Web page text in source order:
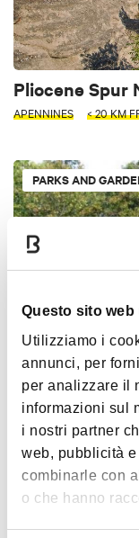
Questo sito
Utilizziamo i
annunci, per
per analizzare il
informazioni sul
i nostri partner
web, pubblicità
combinarle con
o che hanno
Pliocene Spur
APENNINES < 20 KM
PARKS AND
Cavaioni Park
BOLOGNA
PARKS AND